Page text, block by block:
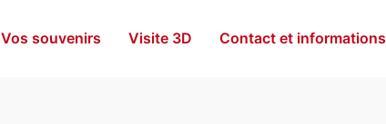
Vos souvenirs Visite 3D Contact et informations